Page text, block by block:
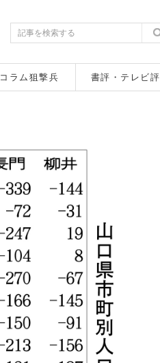
コラム狙撃兵 書評・テレビ評